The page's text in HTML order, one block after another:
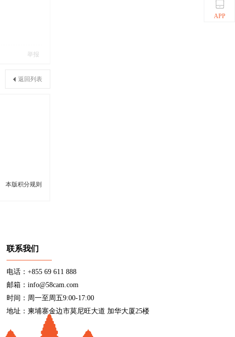
举报
返回列表
本版积分规则
联系我们
电话：+855 69 611 888
邮箱：info@58cam.com
时间：周一至周五9:00-17:00
地址：柬埔寨金边市莫尼旺大道 加华大厦25楼
APP